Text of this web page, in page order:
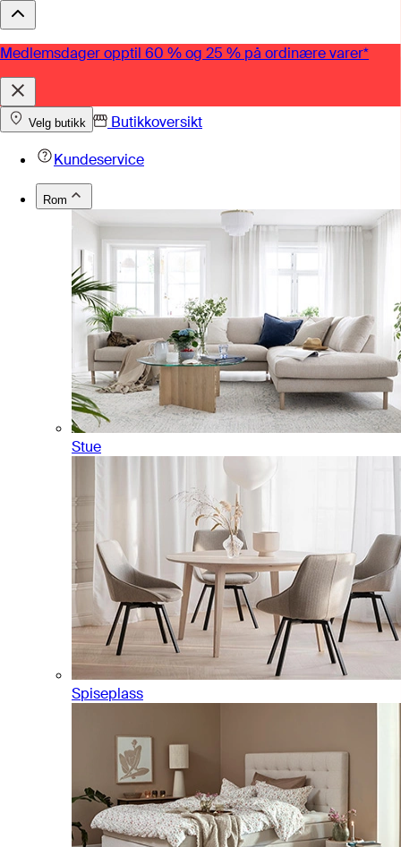
Medlemsdager opptil 60 % og 25 % på ordinære varer*
Velg butikk
Butikkoversikt
Kundeservice
Rom
Stue
Spiseplass